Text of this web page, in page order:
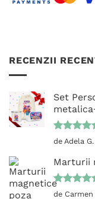
RECENZII
Set
Evaluat la
de Adela G.
Marturii
Evaluat la
de Carmen